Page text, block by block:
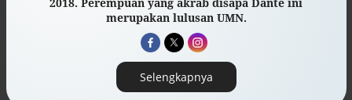
merupakan lulusan UMN.
Selengkapnya